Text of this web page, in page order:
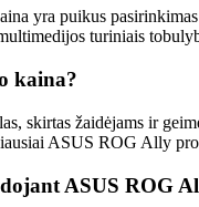
yra puikus
turiniais
kaina?
skirtas žaidėjams ir
ASUS ROG Ally
ASUS ROG